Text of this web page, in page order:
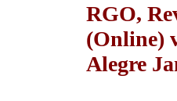
RGO,
(Online)
Alegre